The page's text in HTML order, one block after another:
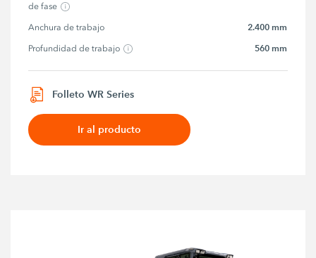
de fase
Anchura de trabajo 2.400 mm
Profundidad de trabajo 560 mm
Folleto WR Series
Ir al producto